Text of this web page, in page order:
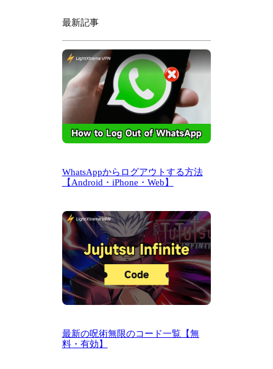
最新記事
WhatsAppからログアウトする方法
【Android・iPhone・Web】
最新の呪術無限のコード一覧【無
料・有効】